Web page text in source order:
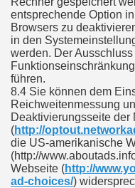
entsprechende Option
Browsers zu
in den
werden. Der
führen.
8.4 Sie können dem
Reichweitenmessung
Deaktivierungsseite
(http://
die US-amerikanische
(http://
Webseite (http://
ad-choices/)